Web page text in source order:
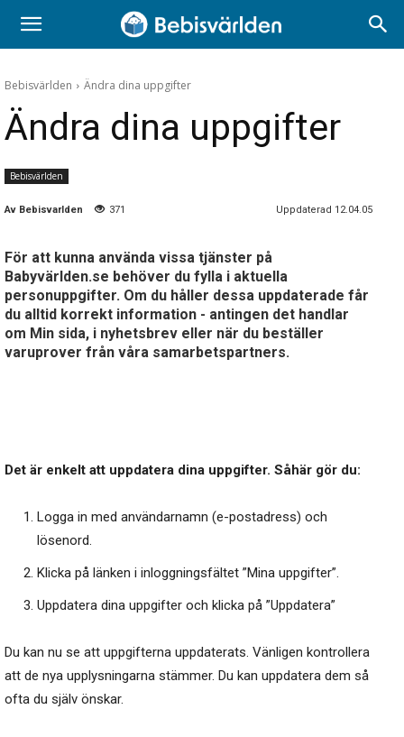
Bebisvärlden Ändra dina uppgifter
Ändra dina uppgifter
Bebisvärlden
Av Bebisvarlden 371 Uppdaterad 12.04.05
För att kunna använda vissa tjänster på
Babyvärlden.se behöver du fylla i aktuella
personuppgifter. Om du håller dessa uppdaterade får
du alltid korrekt information - antingen det handlar
om Min sida, i nyhetsbrev eller när du beställer
varuprover från våra samarbetspartners.
Det är enkelt att uppdatera dina uppgifter. Såhär gör du:
Logga in med användarnamn (e-postadress) och
lösenord.
Klicka på länken i inloggningsfältet ”Mina uppgifter”.
Uppdatera dina uppgifter och klicka på ”Uppdatera”
Du kan nu se att uppgifterna uppdaterats. Vänligen kontrollera
att de nya upplysningarna stämmer. Du kan uppdatera dem så
ofta du själv önskar.